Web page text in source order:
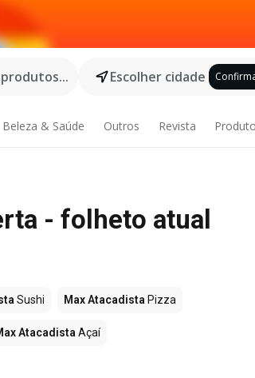
Escolher cidade
Beleza & Saúde Outros Revista
- folheto atual
Sushi Max Atacadista Pizza
Atacadista Açaí